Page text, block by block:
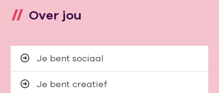
Over jou
Je bent sociaal
Je bent creatief